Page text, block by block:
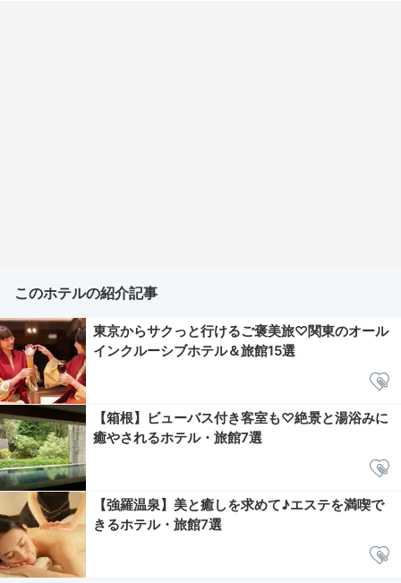
このホテルの紹介記事
東京からサクっと行けるご褒美旅♡関東のオール
インクルーシブホテル＆旅館15選
【箱根】ビューバス付き客室も♡絶景と湯浴みに
癒やされるホテル・旅館7選
【強羅温泉】美と癒しを求めて♪エステを満喫で
きるホテル・旅館7選